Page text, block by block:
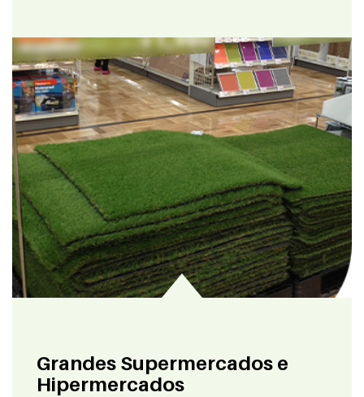
Grandes Supermercados e
Hipermercados